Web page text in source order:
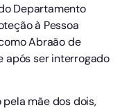
Departamento
à Pessoa
Abraão de
após ser interrogado
mãe dos dois,